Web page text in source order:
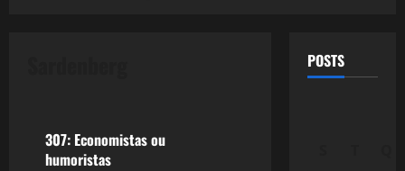
307: Economistas ou
humoristas
POSTS